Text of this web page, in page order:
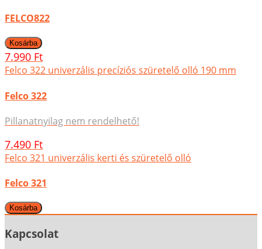
FELCO822
7.990 Ft
Felco 322 univerzális precíziós szüretelő olló 190 mm
Felco 322
Pillanatnyilag nem rendelhető!
7.490 Ft
Felco 321 univerzális kerti és szüretelő olló
Felco 321
Kapcsolat